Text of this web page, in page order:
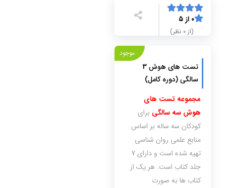
۰ از ۵
(از ۰ نظر)
تست های هوش 3
سالگی (دوره کامل)
موجود
مجموعه تست های
هوش سه سالگی برای
کودکان سه ساله بر اساس
منابع علمی روان شناسی
تهیه شده است و دارای 7
جلد کتاب است. هر یک از
کتاب ها به صورت